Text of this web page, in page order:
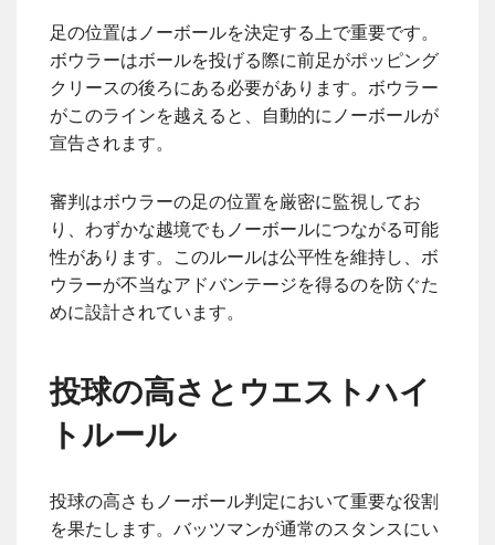
足の位置はノーボールを決定する上で重要です。
ボウラーはボールを投げる際に前足がポッピング
クリースの後ろにある必要があります。ボウラー
がこのラインを越えると、自動的にノーボールが
宣告されます。
審判はボウラーの足の位置を厳密に監視してお
り、わずかな越境でもノーボールにつながる可能
性があります。このルールは公平性を維持し、ボ
ウラーが不当なアドバンテージを得るのを防ぐた
めに設計されています。
投球の高さとウエストハイ
トルール
投球の高さもノーボール判定において重要な役割
を果たします。バッツマンが通常のスタンスにい